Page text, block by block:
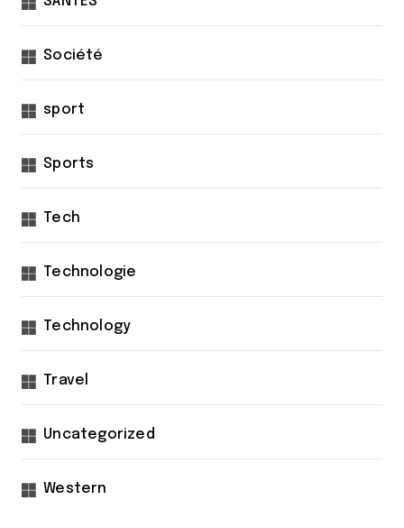
Société
sport
Sports
Tech
Technologie
Technology
Travel
Uncategorized
Western